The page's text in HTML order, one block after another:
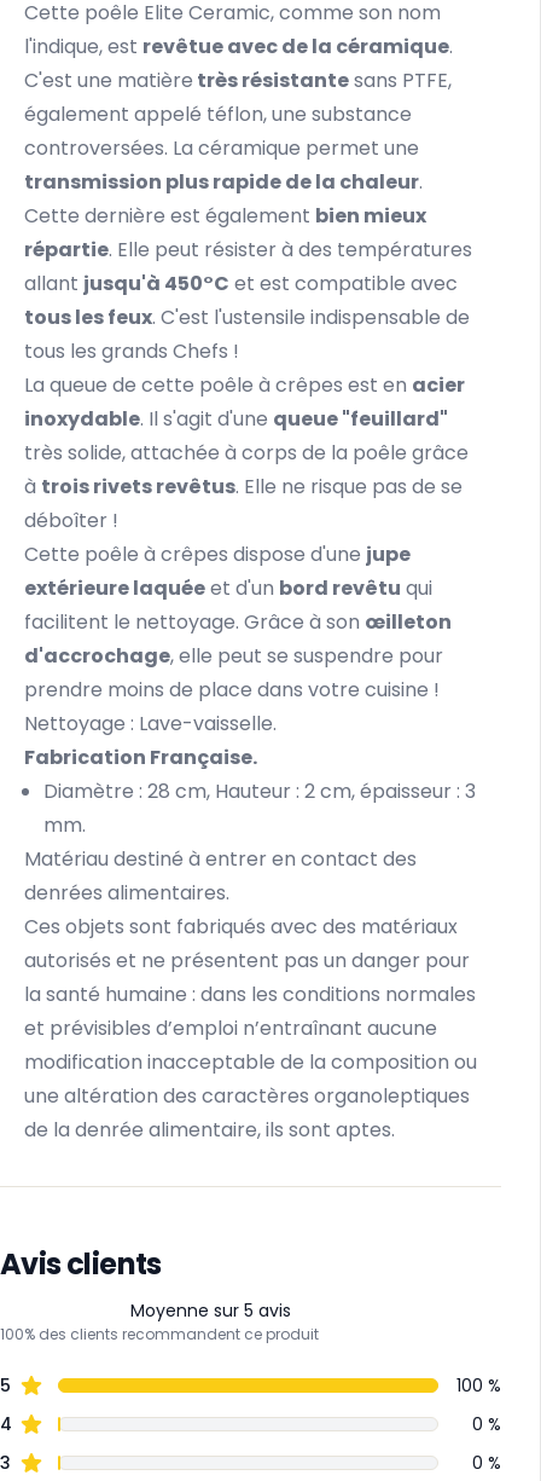
Cette poêle Elite Ceramic, comme son nom
l'indique, est revêtue avec de la céramique.
C'est une matière très résistantesans PTFE,
également appelé téflon, une substance
controversées. La céramique permet une
transmission plus rapide de la chaleur.
Cette dernière est également bien mieux
répartie. Elle peut résister à des températures
allant jusqu'à 450°C et est compatible avec
tous les feux. C'est l'ustensile indispensable de
tous les grands Chefs !
La queue de cette poêle à crêpes est en acier
inoxydable. Il s'agit d'une queue "feuillard"
très solide, attachée à corps de la poêle grâce
à trois rivets revêtus. Elle ne risque pas de se
déboîter !
Cette poêle à crêpes dispose d'une jupe
extérieure laquéeet d'un bord revêtu qui
facilitent le nettoyage. Grâce à son œilleton
d'accrochage, elle peut se suspendre pour
prendre moins de place dans votre cuisine !
Nettoyage : Lave-vaisselle.
Fabrication Française.
Diamètre : 28 cm, Hauteur : 2 cm, épaisseur : 3
mm.
Matériau destiné à entrer en contact des
denrées alimentaires.
Ces objets sont fabriqués avec des matériaux
autorisés et ne présentent pas un danger pour
la santé humaine : dans les conditions normales
et prévisibles d’emploi n’entraînant aucune
modification inacceptable de la composition ou
une altération des caractères organoleptiques
de la denrée alimentaire, ils sont aptes.
Avis clients
Moyenne sur 5 avis
100% des clients recommandent ce produit
5
100 %
4
0 %
3
0 %